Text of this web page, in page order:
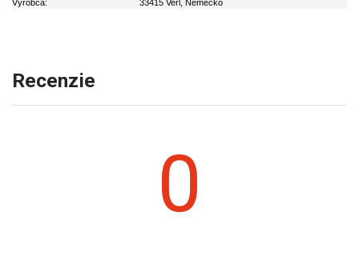
Výrobca: 33415 Verl, Nemecko
Recenzie
0